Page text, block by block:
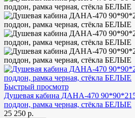
Быстрый просмотр
Душевая кабина ДАНА-470
поддон, рамка черная, стёкла БЕЛЫЕ
25 250 р.